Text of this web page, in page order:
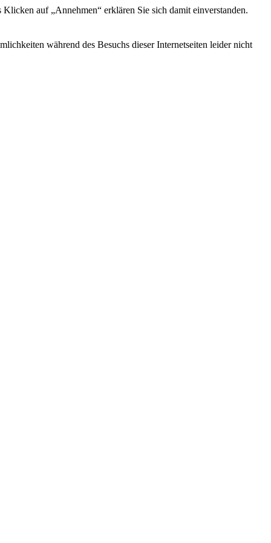
auf „Annehmen“ erklären Sie sich damit einverstanden.
während des Besuchs dieser Internetseiten leider nicht